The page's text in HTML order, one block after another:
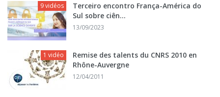
9 vidéos
Terceiro encontro França-América do
Sul sobre ciên...
13/09/2023
1 vidéo
Remise des talents du CNRS 2010 en
Rhône-Auvergne
12/04/2011